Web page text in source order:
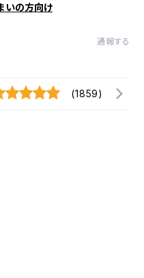
いの方向け
通報する
(1859)